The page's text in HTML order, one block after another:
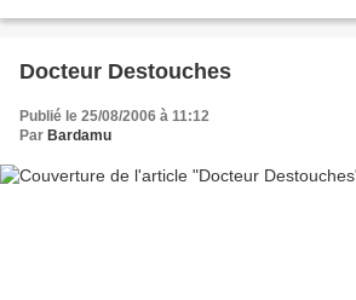
Docteur Destouches
Publié le 25/08/2006 à 11:12
Par Bardamu